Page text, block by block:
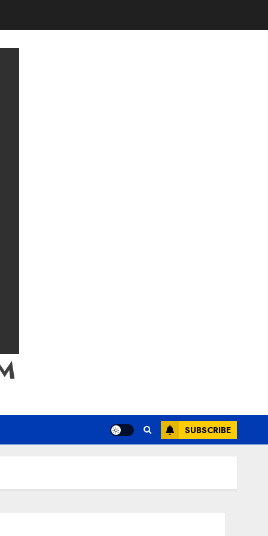
SUBSCRIBE